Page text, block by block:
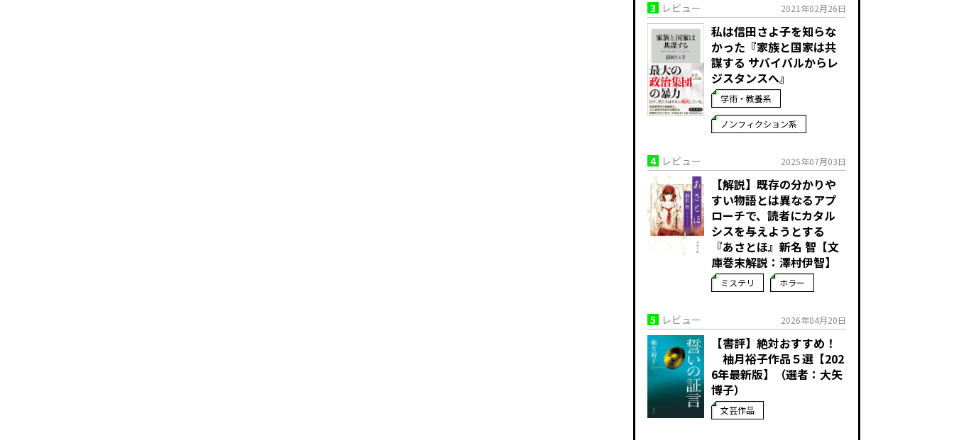
3 レビュー 2021年02月26日
私は信田さよ子を知らな
かった『家族と国家は共
謀する サバイバルからレ
ジスタンスへ』
学術・教養系
ノンフィクション系
4 レビュー 2025年07月03日
【解説】既存の分かりや
すい物語とは異なるアプ
ローチで、読者にカタル
シスを与えようとする――
『あさとほ』新名 智【文
庫巻末解説：澤村伊智】
ミステリ ホラー
5 レビュー 2026年04月20日
【書評】絶対おすすめ！
柚月裕子作品５選【202
6年最新版】（選者：大矢
博子）
文芸作品